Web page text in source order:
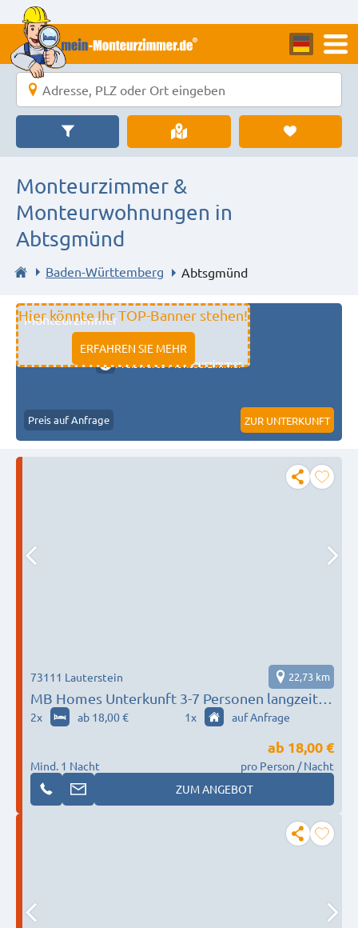
Monteurzimmer &
Monteurwohnungen in
Abtsgmünd
Baden-Württemberg Abtsgmünd
Hier könnte Ihr TOP-Banner stehen!
ERFAHREN SIE MEHR
Monteurzimmer
11333 fulda
Preiswerte Monteurzimmer
Preis auf Anfrage ZUR UNTERKUNFT
MB Homes Unterkunft 3-7 Personen langzeit-
Firmen Göppingen-Kirchheim unter Teck -
73111 Lauterstein 22,73 km
2x ab 18,00 € 1x auf Anfrage
Mind. 1 Nacht
ab 18,00 €
pro Person / Nacht
ZUM ANGEBOT